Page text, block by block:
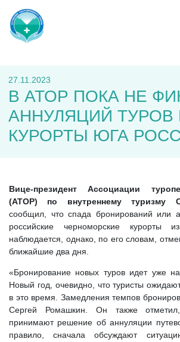
27.11.2023
В АТОР ПОКА НЕ
АННУЛЯЦИЙ ТУРОВ
КУРОРТЫ ЮГА
Вице-президент Ассоциации
(АТОР) по внутреннему туризму
сообщил, что спада бронирований или
российские черноморские курорты
наблюдается, однако, по его словам,
ближайшие два дня.
«Бронирование новых туров идет уже
Новый год, очевидно, что туристы
в это время. Замедления темпов
Сергей Ромашкин. Он также
принимают решение об аннуляции
правило, сначала обсуждают